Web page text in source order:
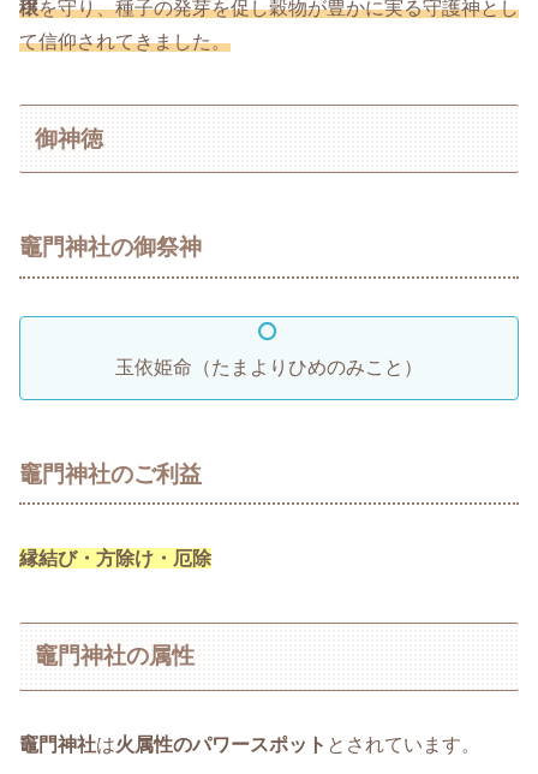
穣を守り、種子の発芽を促し穀物が豊かに実る守護神とし
て信仰されてきました。
御神徳
竈門神社の御祭神
玉依姫命（たまよりひめのみこと）
竈門神社のご利益
縁結び・方除け・厄除
竈門神社の属性
竈門神社は火属性のパワースポット とされています。